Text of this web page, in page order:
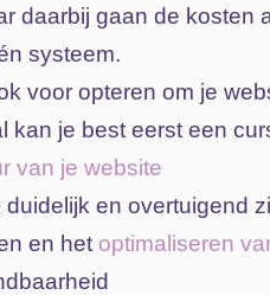
daarbij gaan de kosten
systeem.
voor opteren om je
kan je best eerst een
van je website
duidelijk en overtuigend
en het optimaliseren